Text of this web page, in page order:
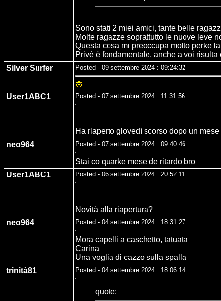
Sono stati 2 miei amici, tante belle
Molte ragazze soprattutto le nuove leve
Questa cosa mi preoccupa molto perke
Privé è fondamentale, anche a voi risulta
Silver Surfer
Posted - 09 settembre 2024 : 09:24:32
User1ABC1 Posted - 07 settembre 2024 : 11:31:56
Ha riaperto giovedì scorso dopo un
neo964
Posted - 07 settembre 2024 : 09:40:46
Stai co quarke mese de ritardo bro
User1ABC1
Posted - 06 settembre 2024 : 20:52:11
Novità alla riapertura?
neo964
Posted - 04 settembre 2024 : 18:31:27
Mora capelli a caschetto, tatuata
Carina
Una voglia di cazzo sulla spalla
trinità81
Posted - 04 settembre 2024 : 18:06:14
quote: